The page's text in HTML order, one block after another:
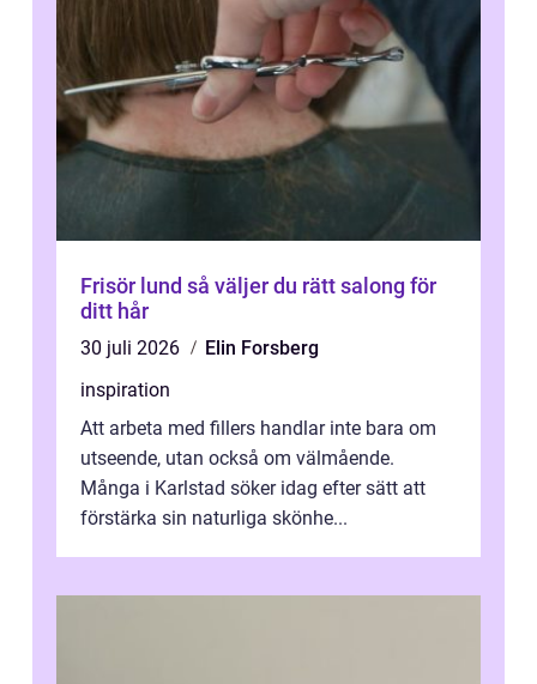
Frisör lund så väljer du rätt salong för
ditt hår
30 juli 2026
Elin Forsberg
inspiration
Att arbeta med fillers handlar inte bara om
utseende, utan också om välmående.
Många i Karlstad söker idag efter sätt att
förstärka sin naturliga skönhe...